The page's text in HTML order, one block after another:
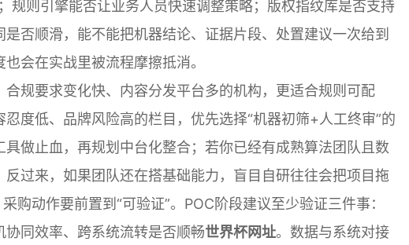
规则引擎能否让业务人员快速调整策略；版权指纹库是否支持
否顺滑，能不能把机器结论、证据片段、处置建议一次给到
会在实战里被流程摩擦抵消。
规要求变化快、内容分发平台多的机构，更适合规则可配
度低、品牌风险高的栏目，优先选择“机器初筛+人工终审”的
做止血，再规划中台化整合；若你已经有成熟算法团队且数
过来，如果团队还在搭基础能力，盲目自研往往会把项目拖
购动作要前置到“可验证”。POC阶段建议至少验证三件事：
同效率、跨系统流转是否顺畅世界杯网址。数据与系统对接